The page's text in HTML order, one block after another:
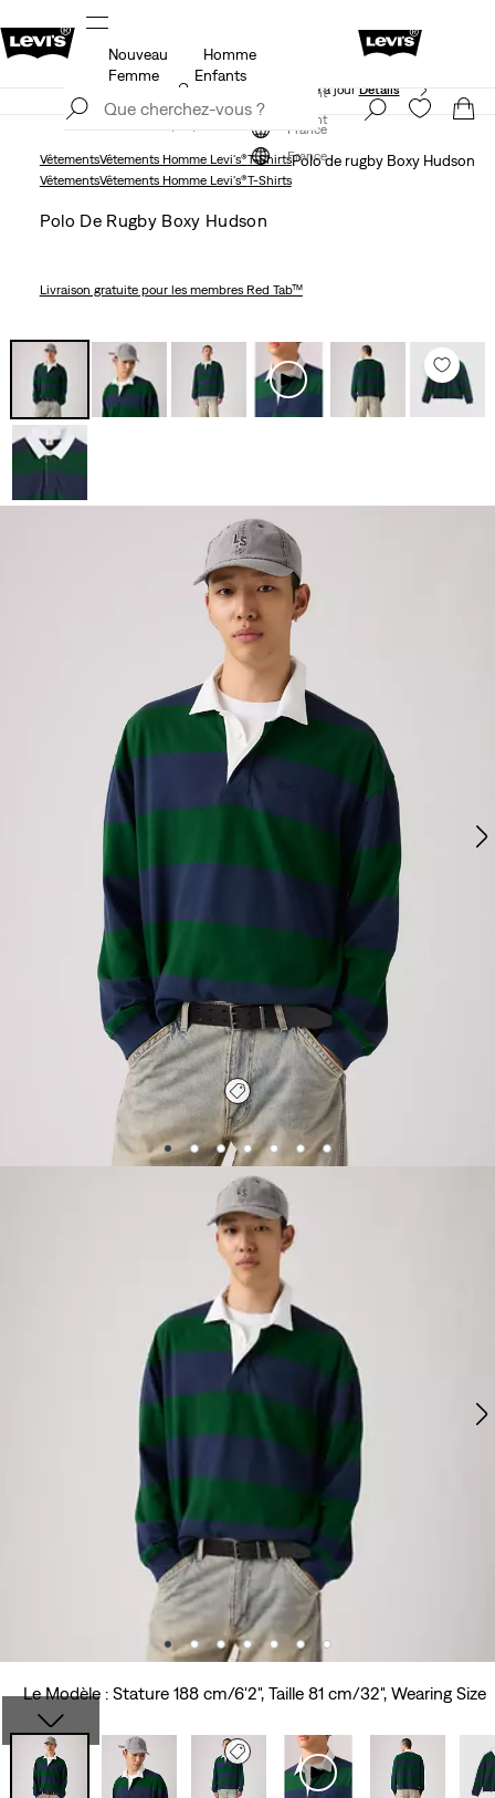
Unidays: Les étudiants bénéficient de -20%
S'inscrire maintenant
France
Nouveau
Homme
Femme
Enfants
Politique de livraison et de retours Mise à jour Détails
S'inscrire maintenant
France
VêtementsVêtements Homme Levi's®T-ShirtsPolo de rugby Boxy Hudson
VêtementsVêtements Homme Levi's®T-Shirts
Polo De Rugby Boxy Hudson
Livraison gratuitepour les membres Red Tab™
Le Modèle : Stature 188 cm/6'2", Taille 81 cm/32", Wearing Size